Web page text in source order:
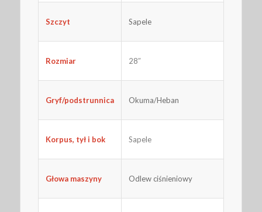
Szczyt Sapele
Rozmiar 28″
Gryf/podstrunnica Okuma/Heban
Korpus, tył i bok Sapele
Głowa maszyny Odlew ciśnieniowy